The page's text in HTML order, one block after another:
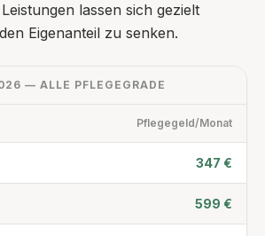
lassen sich gezielt
Eigenanteil zu senken.
— ALLE PFLEGEGRADE
Pflegegeld/Monat
347 €
599 €